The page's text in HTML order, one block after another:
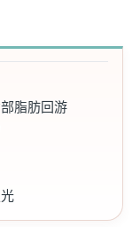
脂肪回游
角